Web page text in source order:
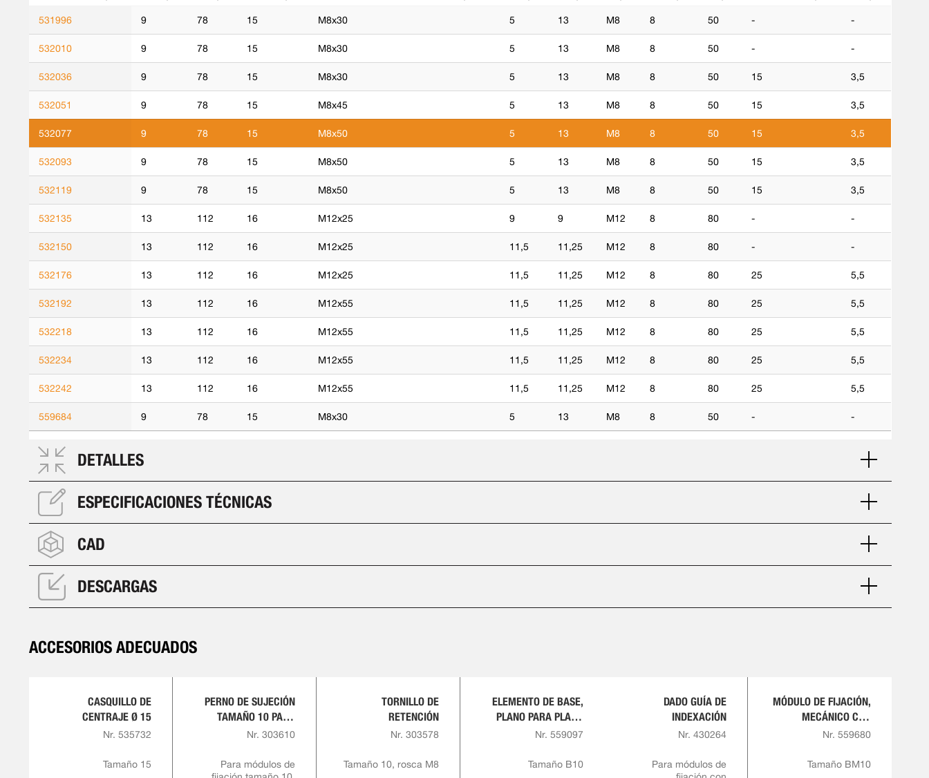
531996 9 78 15 M8x30 5 13 M8 8 50 - -
532010 9 78 15 M8x30 5 13 M8 8 50 - -
532036 9 78 15 M8x30 5 13 M8 8 50 15 3,5
532051 9 78 15 M8x45 5 13 M8 8 50 15 3,5
532077 9 78 15 M8x50 5 13 M8 8 50 15 3,5
532093 9 78 15 M8x50 5 13 M8 8 50 15 3,5
532119 9 78 15 M8x50 5 13 M8 8 50 15 3,5
532135 13 112 16 M12x25 9 9 M12 8 80 - -
532150 13 112 16 M12x25 11,5 11,25 M12 8 80 - -
532176 13 112 16 M12x25 11,5 11,25 M12 8 80 25 5,5
532192 13 112 16 M12x55 11,5 11,25 M12 8 80 25 5,5
532218 13 112 16 M12x55 11,5 11,25 M12 8 80 25 5,5
532234 13 112 16 M12x55 11,5 11,25 M12 8 80 25 5,5
532242 13 112 16 M12x55 11,5 11,25 M12 8 80 25 5,5
559684 9 78 15 M8x30 5 13 M8 8 50 - -
DETALLES
ESPECIFICACIONES TÉCNICAS
CAD
DESCARGAS
ACCESORIOS ADECUADOS
CASQUILLO DE
CENTRAJE Ø 15
Nr. 535732
Tamaño 15
PERNO DE SUJECIÓN
TAMAÑO 10 PARA
TORNILLO DE
Nr. 303610
Para módulos de
TORNILLO DE
RETENCIÓN
Nr. 303578
Tamaño 10, rosca M8
ELEMENTO DE BASE,
PLANO PARA PLACA
CON RANURA EN T,
Nr. 559097
Tamaño B10
DADO GUÍA DE
INDEXACIÓN
Nr. 430264
Para módulos de
MÓDULO DE FIJACIÓN,
MECÁNICO CON
INDEXACIÓN
Nr. 559680
Tamaño BM10